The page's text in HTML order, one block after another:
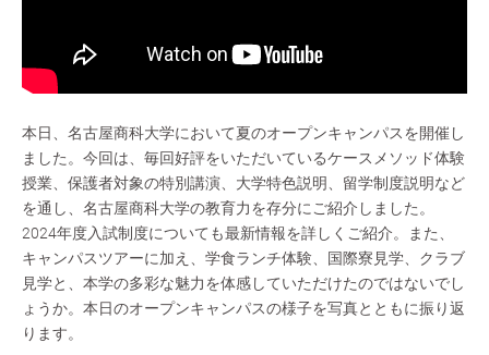
本日、名古屋商科大学において夏のオープンキャンパスを開催し
ました。今回は、毎回好評をいただいているケースメソッド体験
授業、保護者対象の特別講演、大学特色説明、留学制度説明など
を通し、名古屋商科大学の教育力を存分にご紹介しました。
2024年度入試制度についても最新情報を詳しくご紹介。また、
キャンパスツアーに加え、学食ランチ体験、国際寮見学、クラブ
見学と、本学の多彩な魅力を体感していただけたのではないでし
ょうか。本日のオープンキャンパスの様子を写真とともに振り返
ります。